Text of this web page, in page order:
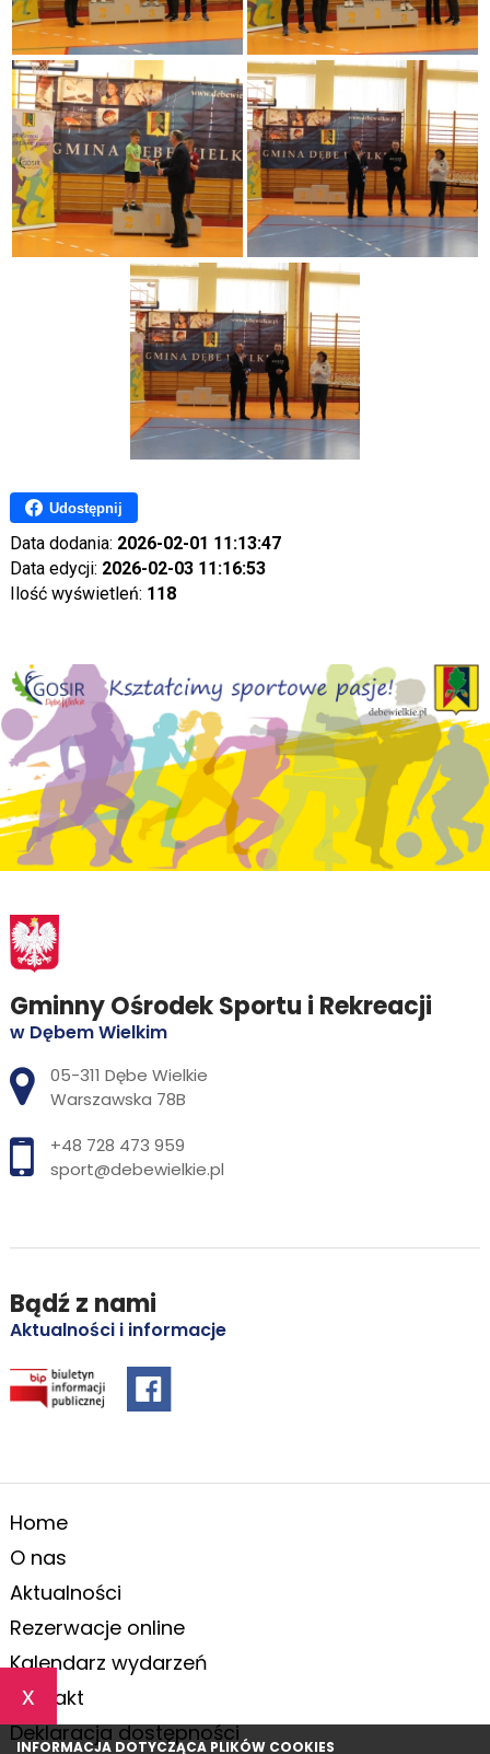
x
INFORMACJA DOTYCZĄCA PLIKÓW COOKIES
Udostępnij
Data dodania: 2026-02-01 11:13:47
Data edycji: 2026-02-03 11:16:53
Ilość wyświetleń: 118
Gminny Ośrodek Sportu i Rekreacji
w Dębem Wielkim
Adres pocztowy:
05-311 Dębe Wielkie
Warszawska 78B
+48 728 473 959
sport@debewielkie.pl
Bądź z nami
Aktualności i informacje
Home
O nas
Aktualności
Rezerwacje online
Kalendarz wydarzeń
Kontakt
Deklaracja dostępności